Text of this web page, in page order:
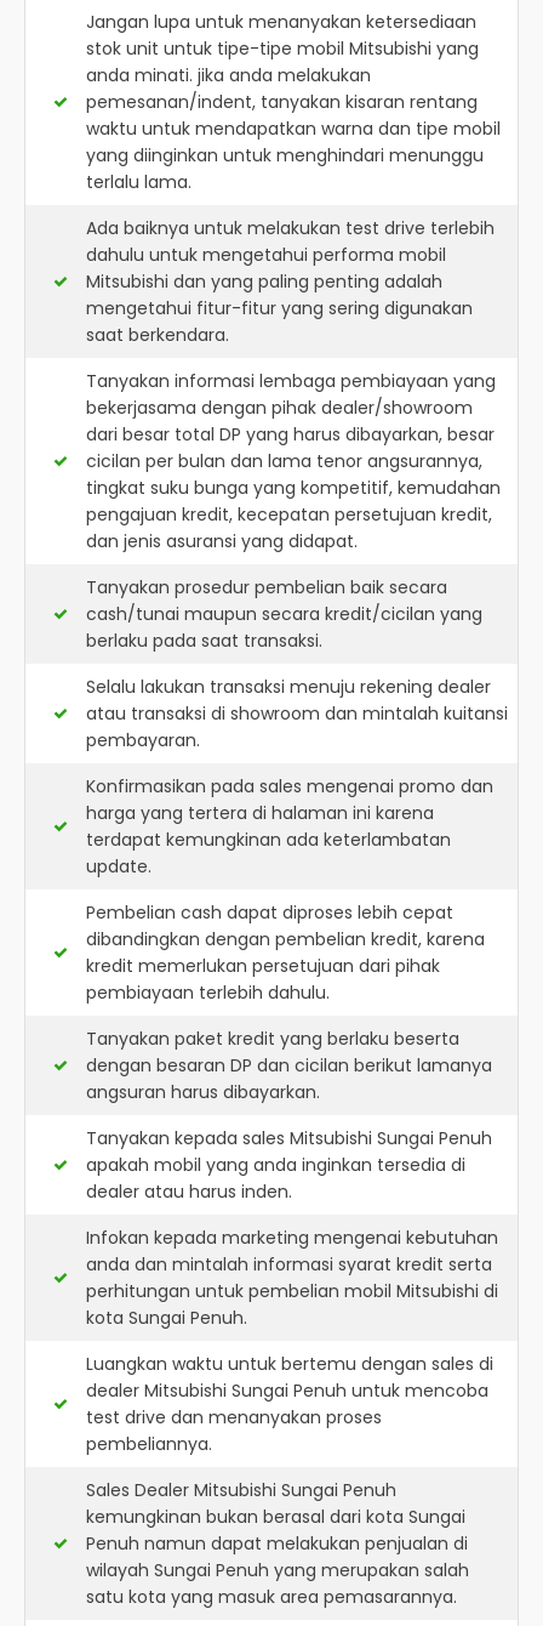
Jangan lupa untuk menanyakan ketersediaan
stok unit untuk tipe-tipe mobil Mitsubishi yang
anda minati. jika anda melakukan
pemesanan/indent, tanyakan kisaran rentang
waktu untuk mendapatkan warna dan tipe mobil
yang diinginkan untuk menghindari menunggu
terlalu lama.
Ada baiknya untuk melakukan test drive terlebih
dahulu untuk mengetahui performa mobil
Mitsubishi dan yang paling penting adalah
mengetahui fitur-fitur yang sering digunakan
saat berkendara.
Tanyakan informasi lembaga pembiayaan yang
bekerjasama dengan pihak dealer/showroom
dari besar total DP yang harus dibayarkan, besar
cicilan per bulan dan lama tenor angsurannya,
tingkat suku bunga yang kompetitif, kemudahan
pengajuan kredit, kecepatan persetujuan kredit,
dan jenis asuransi yang didapat.
Tanyakan prosedur pembelian baik secara
cash/tunai maupun secara kredit/cicilan yang
berlaku pada saat transaksi.
Selalu lakukan transaksi menuju rekening dealer
atau transaksi di showroom dan mintalah kuitansi
pembayaran.
Konfirmasikan pada sales mengenai promo dan
harga yang tertera di halaman ini karena
terdapat kemungkinan ada keterlambatan
update.
Pembelian cash dapat diproses lebih cepat
dibandingkan dengan pembelian kredit, karena
kredit memerlukan persetujuan dari pihak
pembiayaan terlebih dahulu.
Tanyakan paket kredit yang berlaku beserta
dengan besaran DP dan cicilan berikut lamanya
angsuran harus dibayarkan.
Tanyakan kepada sales Mitsubishi Sungai Penuh
apakah mobil yang anda inginkan tersedia di
dealer atau harus inden.
Infokan kepada marketing mengenai kebutuhan
anda dan mintalah informasi syarat kredit serta
perhitungan untuk pembelian mobil Mitsubishi di
kota Sungai Penuh.
Luangkan waktu untuk bertemu dengan sales di
dealer Mitsubishi Sungai Penuh untuk mencoba
test drive dan menanyakan proses
pembeliannya.
Sales Dealer Mitsubishi Sungai Penuh
kemungkinan bukan berasal dari kota Sungai
Penuh namun dapat melakukan penjualan di
wilayah Sungai Penuh yang merupakan salah
satu kota yang masuk area pemasarannya.